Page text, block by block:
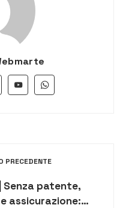
PRECEDENTE
Senza patente,
assicurazione: